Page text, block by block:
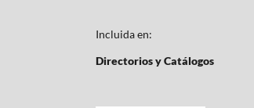
Incluida en:
Directorios y Catálogos